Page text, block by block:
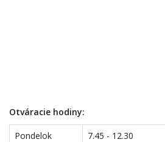
Otváracie hodiny:
Pondelok 7.45 - 12.30